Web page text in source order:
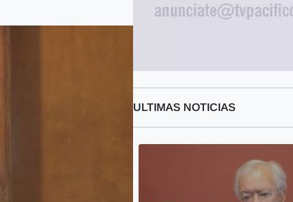
ULTIMAS NOTICIAS